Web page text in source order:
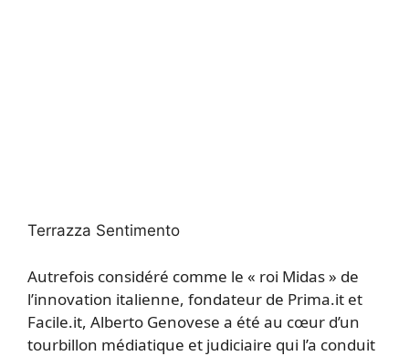
Terrazza Sentimento
Autrefois considéré comme le « roi Midas » de
l’innovation italienne, fondateur de Prima.it et
Facile.it, Alberto Genovese a été au cœur d’un
tourbillon médiatique et judiciaire qui l’a conduit